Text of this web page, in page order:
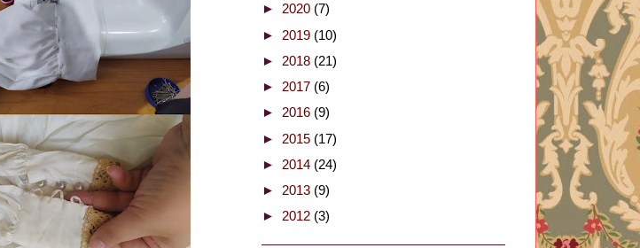
► 2020 (7)
► 2019 (10)
► 2018 (21)
► 2017 (6)
► 2016 (9)
► 2015 (17)
► 2014 (24)
► 2013 (9)
► 2012 (3)